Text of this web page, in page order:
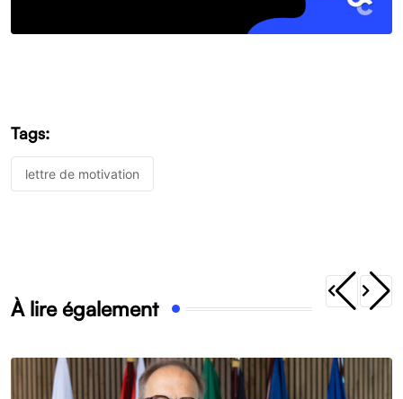
Tags:
lettre de motivation
À lire également